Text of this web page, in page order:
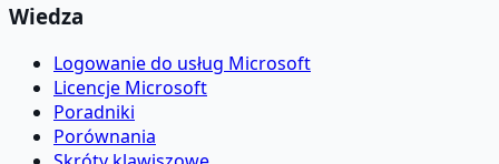
Wiedza
Logowanie do usług Microsoft
Licencje Microsoft
Poradniki
Porównania